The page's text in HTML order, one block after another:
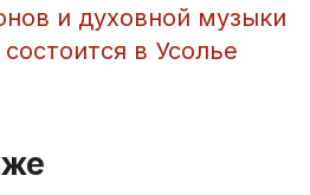
и духовной музыки
в Усолье